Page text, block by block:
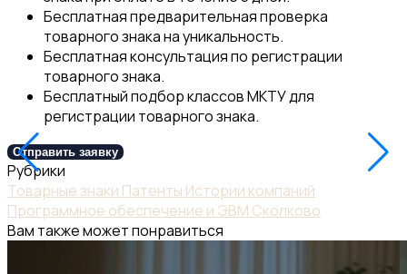
Бесплатная предварительная проверка
товарного знака на уникальность.
Бесплатная консультация по регистрации
товарного знака.
Бесплатный подбор классов МКТУ для
регистрации товарного знака.
Отправить заявку
Рубрики
Товарные знаки Патенты Истории компаний
Программное обеспечение и ЭВМ Сколково
Вам также может понравиться